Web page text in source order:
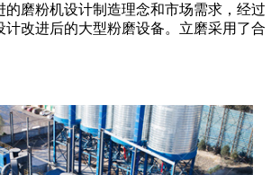
的磨粉机设计制造理念和市场需求，经过
计改进后的大型粉磨设备。立磨采用了合